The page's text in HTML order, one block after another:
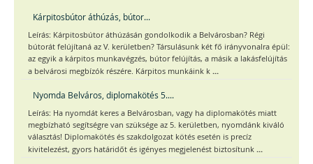
Kárpitosbútor áthúzás, bútor...
Leírás: Kárpitosbútor áthúzásán gondolkodik a Belvárosban? Régi
bútorát felújítaná az V. kerületben? Társulásunk két fő irányvonalra épül:
az egyik a kárpitos munkavégzés, bútor felújítás, a másik a lakásfelújítás
a belvárosi megbízók részére. Kárpitos munkáink k ...
Nyomda Belváros, diplomakötés 5....
Leírás: Ha nyomdát keres a Belvárosban, vagy ha diplomakötés miatt
megbízható segítségre van szüksége az 5. kerületben, nyomdánk kiváló
választás! Diplomakötés és szakdolgozat kötés esetén is precíz
kivitelezést, gyors határidőt és igényes megjelenést biztosítunk ...